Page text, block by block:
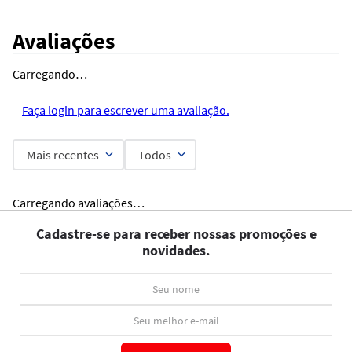
Avaliações
Carregando…
Faça login para escrever uma avaliação.
Mais recentes Todos
Carregando avaliações…
Cadastre-se para receber nossas promoções e
novidades.